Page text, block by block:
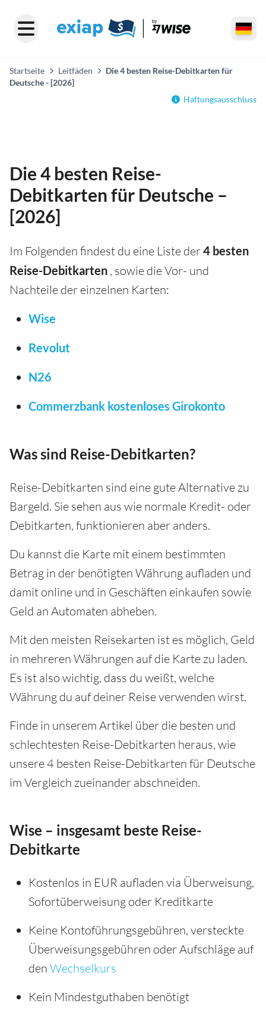
Startseite Leitfäden
Die 4 besten Reise-Debitkarten für
Deutsche - [2026]
Haftungsausschluss
Die 4 besten Reise-
Debitkarten für Deutsche –
[2026]
Im Folgenden findest du eine Liste der4 besten
Reise-Debitkarten , sowie die Vor- und
Nachteile der einzelnen Karten:
Wise
Revolut
N26
Commerzbank kostenloses Girokonto
Was sind Reise-Debitkarten?
Reise-Debitkarten sind eine gute Alternative zu
Bargeld. Sie sehen aus wie normale Kredit- oder
Debitkarten, funktionieren aber anders.
Du kannst die Karte mit einem bestimmten
Betrag in der benötigten Währung aufladen und
damit online und in Geschäften einkaufen sowie
Geld an Automaten abheben.
Mit den meisten Reisekarten ist es möglich, Geld
in mehreren Währungen auf die Karte zu laden.
Es ist also wichtig, dass du weißt, welche
Währung du auf deiner Reise verwenden wirst.
Finde in unserem Artikel über die besten und
schlechtesten Reise-Debitkarten heraus, wie
unsere 4 besten Reise-Debitkarten für Deutsche
im Vergleich zueinander abschneiden.
Wise – insgesamt beste Reise-
Debitkarte
Kostenlos in EUR aufladen via Überweisung,
Sofortüberweisung oder Kreditkarte
Keine Kontoführungsgebühren, versteckte
Überweisungsgebühren oder Aufschläge auf
den Wechselkurs
Kein Mindestguthaben benötigt